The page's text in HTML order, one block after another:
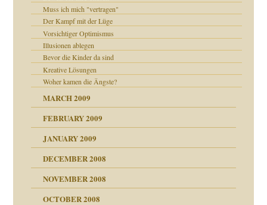
Muss ich mich "vertragen"
Der Kampf mit der Lüge
Vorsichtiger Optimismus
Illusionen ablegen
Bevor die Kinder da sind
Kreative Lösungen
Woher kamen die Ängste?
MARCH 2009
FEBRUARY 2009
JANUARY 2009
DECEMBER 2008
NOVEMBER 2008
OCTOBER 2008